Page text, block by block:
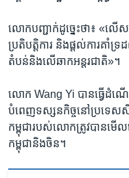
លោក​បញ្ជាក់​ដូច្នេះ​ថា៖ «លើ
ប្រតិបត្តិការ និង​ផ្តល់​ការ​គាំ
តំបន់​និង​លើ​ឆាក​អន្តរជាតិ»។
លោក Wang Yi បាន​ធ្វើ​ដំណើ
បំពេញ​ទស្សនកិច្ច​នៅ​ប្រទេស​
កម្ពុជា​របស់​លោក​ត្រូវ​បាន​មើ
កម្ពុជា​និង​ចិន។